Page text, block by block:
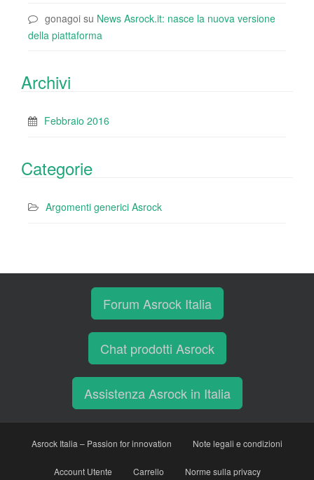
gonagoi su News Asrock.it: nasce la nuova versione
della piattaforma
Archivi
Febbraio 2016
Categorie
Argomenti generici Asrock
Forum Asrock Italia
Chat prodotti Asrock
Assistenza Asrock in Italia
Asrock Italia – Passion for innovation Note legali e condizioni
Account Utente Carrello Norme sulla privacy